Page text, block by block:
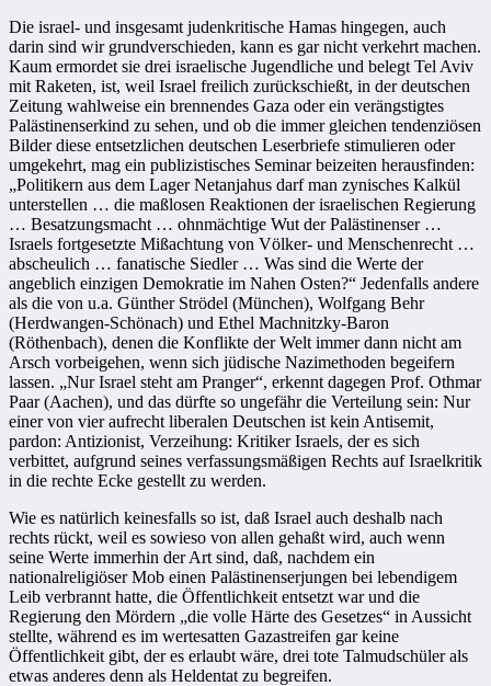
Die israel- und insgesamt judenkritische Hamas hingegen, auch
darin sind wir grundverschieden, kann es gar nicht verkehrt machen.
Kaum ermordet sie drei israelische Jugendliche und belegt Tel Aviv
mit Raketen, ist, weil Israel freilich zurückschießt, in der deutschen
Zeitung wahlweise ein brennendes Gaza oder ein verängstigtes
Palästinenserkind zu sehen, und ob die immer gleichen tendenziösen
Bilder diese entsetzlichen deutschen Leserbriefe stimulieren oder
umgekehrt, mag ein publizistisches Seminar beizeiten herausfinden:
„Politikern aus dem Lager Netanjahus darf man zynisches Kalkül
unterstellen … die maßlosen Reaktionen der israelischen Regierung
… Besatzungsmacht … ohnmächtige Wut der Palästinenser …
Israels fortgesetzte Mißachtung von Völker- und Menschenrecht …
abscheulich … fanatische Siedler … Was sind die Werte der
angeblich einzigen Demokratie im Nahen Osten?“ Jedenfalls andere
als die von u.a. Günther Strödel (München), Wolfgang Behr
(Herdwangen-Schönach) und Ethel Machnitzky-Baron
(Röthenbach), denen die Konflikte der Welt immer dann nicht am
Arsch vorbeigehen, wenn sich jüdische Nazimethoden begeifern
lassen. „Nur Israel steht am Pranger“, erkennt dagegen Prof. Othmar
Paar (Aachen), und das dürfte so ungefähr die Verteilung sein: Nur
einer von vier aufrecht liberalen Deutschen ist kein Antisemit,
pardon: Antizionist, Verzeihung: Kritiker Israels, der es sich
verbittet, aufgrund seines verfassungsmäßigen Rechts auf Israelkritik
in die rechte Ecke gestellt zu werden.
Wie es natürlich keinesfalls so ist, daß Israel auch deshalb nach
rechts rückt, weil es sowieso von allen gehaßt wird, auch wenn
seine Werte immerhin der Art sind, daß, nachdem ein
nationalreligiöser Mob einen Palästinenserjungen bei lebendigem
Leib verbrannt hatte, die Öffentlichkeit entsetzt war und die
Regierung den Mördern „die volle Härte des Gesetzes“ in Aussicht
stellte, während es im wertesatten Gazastreifen gar keine
Öffentlichkeit gibt, der es erlaubt wäre, drei tote Talmudschüler als
etwas anderes denn als Heldentat zu begreifen.